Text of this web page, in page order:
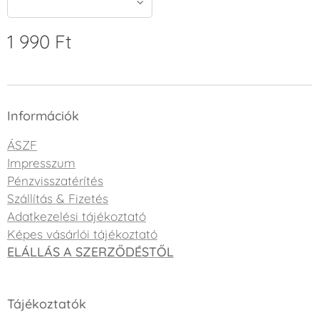
1 990 Ft
Információk
ÁSZF
Impresszum
Pénzvisszatérítés
Szállítás & Fizetés
Adatkezelési tájékoztató
Képes vásárlói tájékoztató
ELÁLLÁS A SZERZŐDÉSTŐL
Tájékoztatók